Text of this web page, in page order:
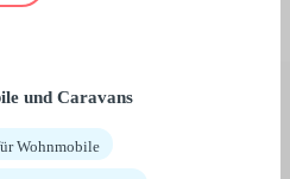
und Caravans
Wohnmobile